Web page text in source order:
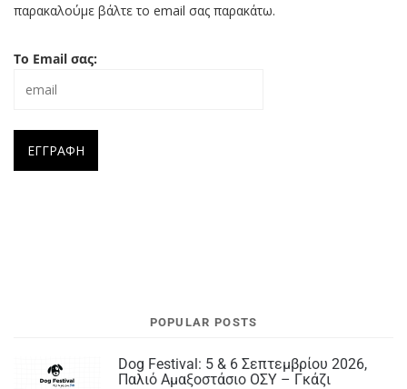
παρακαλούμε βάλτε το email σας παρακάτω.
Το Email σας:
POPULAR POSTS
Dog Festival: 5 & 6 Σεπτεμβρίου 2026,
Παλιό Αμαξοστάσιο ΟΣΥ – Γκάζι